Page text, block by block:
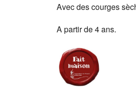
Avec des courges
A partir de 4 ans.